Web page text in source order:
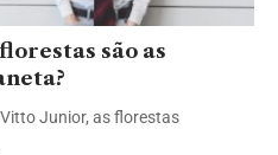
são as
Junior, as florestas